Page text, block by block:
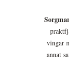
vingar
annat